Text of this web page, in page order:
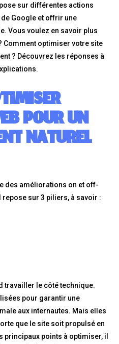
sur différentes actions
Google et offrir une
Vous voulez en savoir plus
Comment optimiser votre site
? Découvrez les réponses à
POUR UN
NATUREL
des améliorations on et off-
sur 3 piliers, à savoir :
travailler le côté technique.
pour garantir une
aux internautes. Mais elles
que le site soit propulsé en
principaux points à optimiser, il